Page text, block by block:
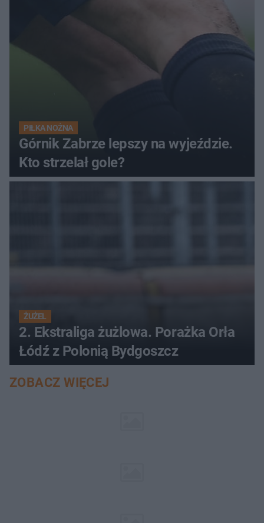
PIŁKA NOŻNA
Górnik Zabrze lepszy na wyjeździe.
Kto strzelał gole?
ŻUŻEL
2. Ekstraliga żużlowa. Porażka Orła
Łódź z Polonią Bydgoszcz
ZOBACZ WIĘCEJ